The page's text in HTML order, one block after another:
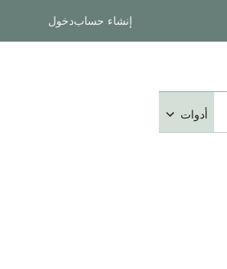
إنشاء حسابدخول
أدوات